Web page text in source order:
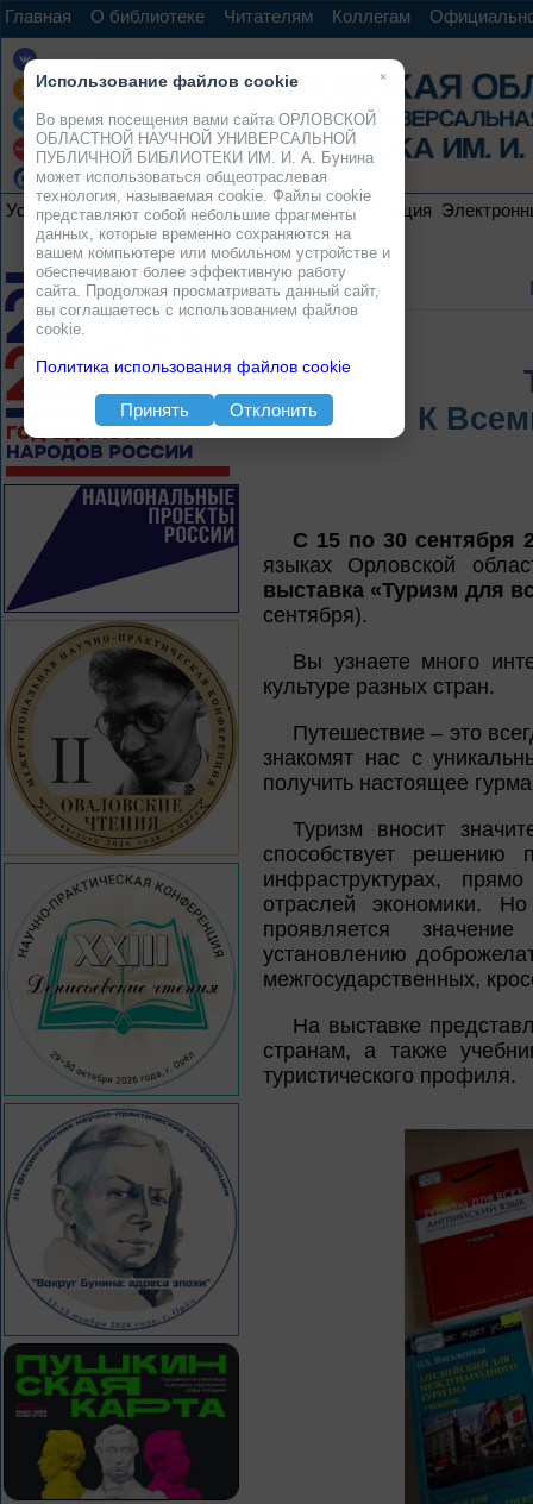
Главная О библиотеке Читателям Коллегам
Услуги Ресурсы Проекты Электронная коллекция
К
С 15 по 30 сентября
языках Орловской
выставка «Туризм для
сентября).
Вы узнаете много
культуре разных стран.
Путешествие – это
знакомят нас с
получить настоящее
Туризм вносит
способствует решению
инфраструктурах,
отраслей экономики.
проявляется
установлению
межгосударственных,
На выставке
странам, а также
туристического профиля.
×
Использование файлов cookie
Во время посещения вами сайта ОРЛОВСКОЙ
ОБЛАСТНОЙ НАУЧНОЙ УНИВЕРСАЛЬНОЙ
ПУБЛИЧНОЙ БИБЛИОТЕКИ ИМ. И. А. Бунина
может использоваться общеотраслевая
технология, называемая cookie. Файлы cookie
представляют собой небольшие фрагменты
данных, которые временно сохраняются на
вашем компьютере или мобильном устройстве и
обеспечивают более эффективную работу
сайта. Продолжая просматривать данный сайт,
вы соглашаетесь с использованием файлов
cookie.
Политика использования файлов cookie
Принять Отклонить